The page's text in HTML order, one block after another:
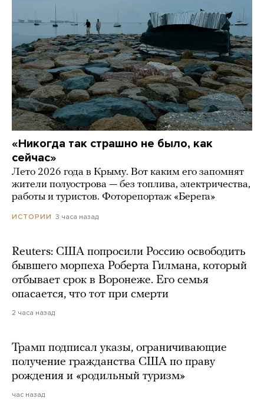
«Никогда так страшно не было, как
сейчас»
Лето 2026 года в Крыму. Вот каким его запомнят
жители полуострова — без топлива, электричества,
работы и туристов. Фоторепортаж «Берега»
ИСТОРИИ 3 часа назад
Reuters: США попросили Россию освободить
бывшего морпеха Роберта Гилмана, который
отбывает срок в Воронеже. Его семья
опасается, что тот при смерти
2 часа назад
Трамп подписал указы, ограничивающие
получение гражданства США по праву
рождения и «родильный туризм»
час назад